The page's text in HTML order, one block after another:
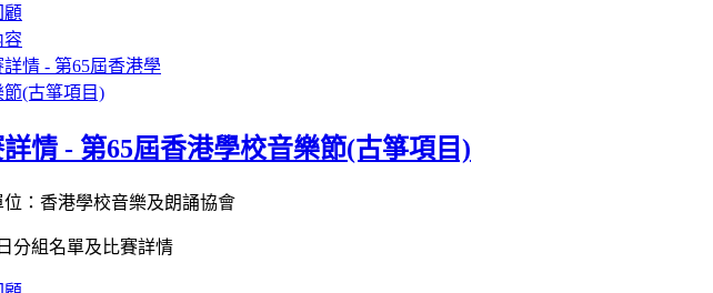
顧
容
詳情 - 第65屆香港學校音樂節(古箏項目)
位：香港學校音樂及朗誦協會
分組名單及比賽詳情